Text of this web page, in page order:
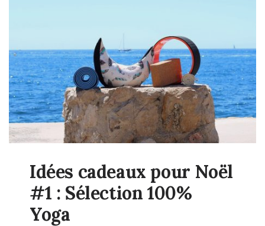
Idées cadeaux pour Noël
#1 : Sélection 100%
Yoga